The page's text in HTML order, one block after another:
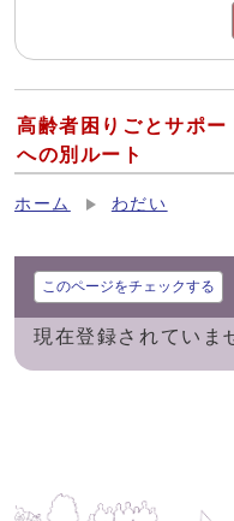
高齢者困りごとサポー
への別ルート
ホーム わだい
このページをチェックする
現在登録されていま